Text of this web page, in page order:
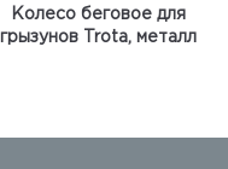
Колесо беговое для
грызунов Trota, металл